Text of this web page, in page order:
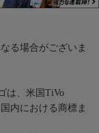
る場合がございま
は、米国TiVo
内における商標ま